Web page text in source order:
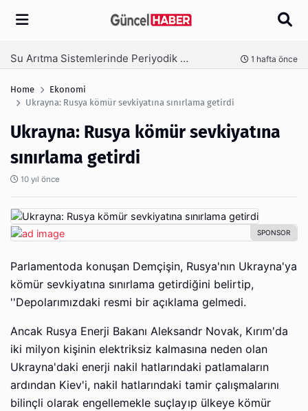
Arama
Ambalaj Süreçlerinde Yeni Nesil Verimliliği Olimpack ile Yakalayın 3 hafta önce
Home
Ekonomi
Ukrayna: Rusya kömür sevkiyatına sınırlama getirdi
Ukrayna: Rusya kömür sevkiyatına
sınırlama getirdi
10 yıl önce
Parlamentoda konuşan Demçişin, Rusya'nın Ukrayna'ya
kömür sevkiyatına sınırlama getirdiğini belirtip,
''Depolarımızdaki resmi bir açıklama gelmedi.
Ancak Rusya Enerji Bakanı Aleksandr Novak, Kırım'da
iki milyon kişinin elektriksiz kalmasına neden olan
Ukrayna'daki enerji nakil hatlarındaki patlamaların
ardından Kiev'i, nakil hatlarındaki tamir çalışmalarını
bilinçli olarak engellemekle suçlayıp ülkeye kömür